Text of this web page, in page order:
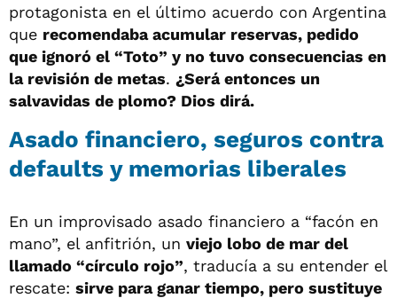
protagonista en el último acuerdo con Argentina
que recomendaba acumular reservas, pedido
que ignoró el “Toto” y no tuvo consecuencias en
la revisión de metas. ¿Será entonces un
salvavidas de plomo? Dios dirá.
Asado financiero, seguros contra
defaults y memorias liberales
En un improvisado asado financiero a “facón en
mano”, el anfitrión, un viejo lobo de mar del
llamado “círculo rojo”, traducía a su entender el
rescate: sirve para ganar tiempo, pero sustituye